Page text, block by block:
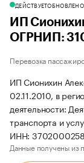
ДЕЙСТВУЕТОБНОВЛЕНО
ИП
ОГРНИП:
Перевозка
ИП Сионихин
02.11.2010, в
деятельности:
транспорта и
ИНН:
Данные получены из